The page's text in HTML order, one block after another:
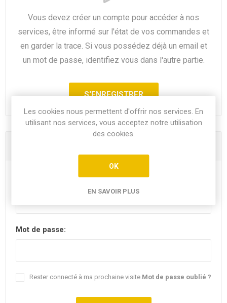
Vous devez créer un compte pour accéder à nos
services, être informé sur l'état de vos commandes et
en garder la trace. Si vous possédez déjà un email et
un mot de passe, identifiez vous dans l'autre partie.
Mot de passe:
Mot de passe oublié ?
Rester connecté à ma prochaine visite.
Les cookies nous permettent d'offrir nos services. En
utilisant nos services, vous acceptez notre utilisation
des cookies.
OK
EN SAVOIR PLUS